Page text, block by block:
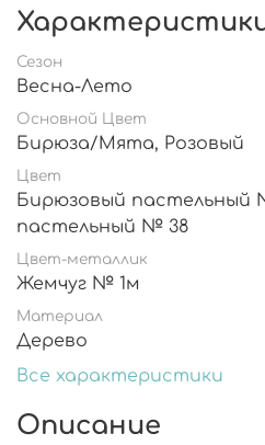
Сезон
Весна-Лето
Основной Цвет
Бирюза/Мята, Розовый
Цвет
Бирюзовый пастельный № 42,
пастельный № 38
Цвет-металлик
Жемчуг № 1м
Материал
Дерево
Все характеристики
Описание